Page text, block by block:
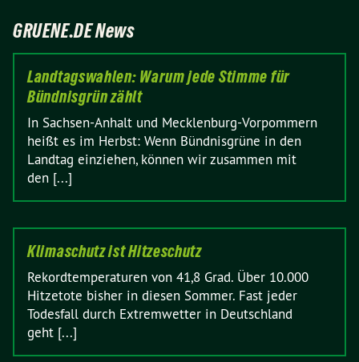
GRUENE.DE News
Landtagswahlen: Warum jede Stimme für
Bündnisgrün zählt
In Sachsen-Anhalt und Mecklenburg-Vorpommern
heißt es im Herbst: Wenn Bündnisgrüne in den
Landtag einziehen, können wir zusammen mit
den [...]
Klimaschutz ist Hitzeschutz
Rekordtemperaturen von 41,8 Grad. Über 10.000
Hitzetote bisher in diesen Sommer. Fast jeder
Todesfall durch Extremwetter in Deutschland
geht [...]